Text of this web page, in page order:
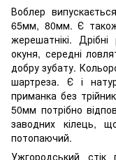
Воблер
65мм, 80мм. Є також
жерешатнікі.
окуня, середні
добру зубату.
шартреза. Є і
приманка без
50мм потрібно
заводних кілець,
потопаючий.
Ужгородський стік